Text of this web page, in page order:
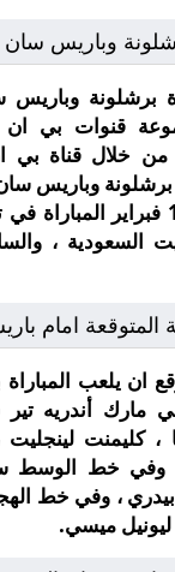
وباريس
برشلونة
قنوات بي ان
خلال قناة بي
وباريس سان
القادم الموافق 16 فبراير
السعودية ،
المتوقعة امام
ان يلعب
مارك أندريه
، كليمنت
وفي خط الوسط
، وفي خط
ميسي.